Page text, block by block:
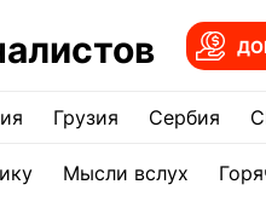
Грузия Сербия
Мысли вслух